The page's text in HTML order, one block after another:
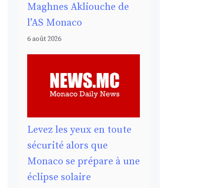
Maghnes Akliouche de
l’AS Monaco
6 août 2026
Levez les yeux en toute
sécurité alors que
Monaco se prépare à une
éclipse solaire